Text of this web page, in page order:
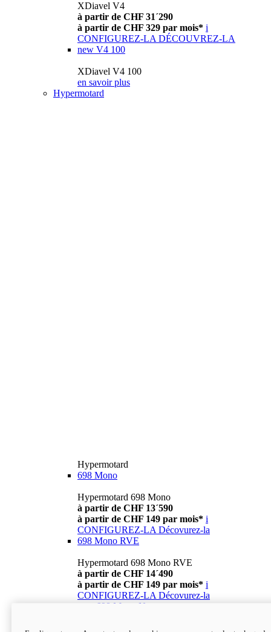
XDiavel V4
à partir de CHF 31´290
à partir de CHF 329 par mois* i
CONFIGUREZ-LA DÉCOUVREZ-LA
new V4 100
XDiavel V4 100
en savoir plus
Hypermotard
Hypermotard
698 Mono
Hypermotard 698 Mono
à partir de CHF 13´590
à partir de CHF 149 par mois* i
CONFIGUREZ-LA Décovurez-la
698 Mono RVE
Hypermotard 698 Mono RVE
à partir de CHF 14´490
à partir de CHF 149 par mois* i
CONFIGUREZ-LA Décovurez-la
698 Mono Nera
Hypermotard 698 Mono Nera